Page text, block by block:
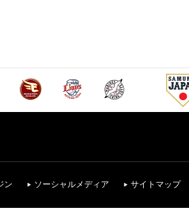
ン ソーシャルメディア サイトマップ